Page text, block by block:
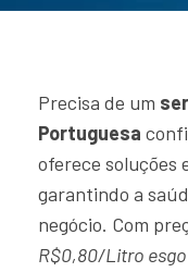
Precisa de um
Portuguesa
oferece soluções
garantindo a
negócio. Com
R$0,80/Litro